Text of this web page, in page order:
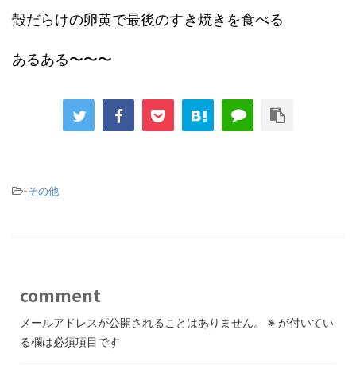
殻だらけの卵黄で最後のすき焼きを食べる
あるある〜〜〜
-その他
comment
メールアドレスが公開されることはありません。 ※ が付いてい
る欄は必須項目です